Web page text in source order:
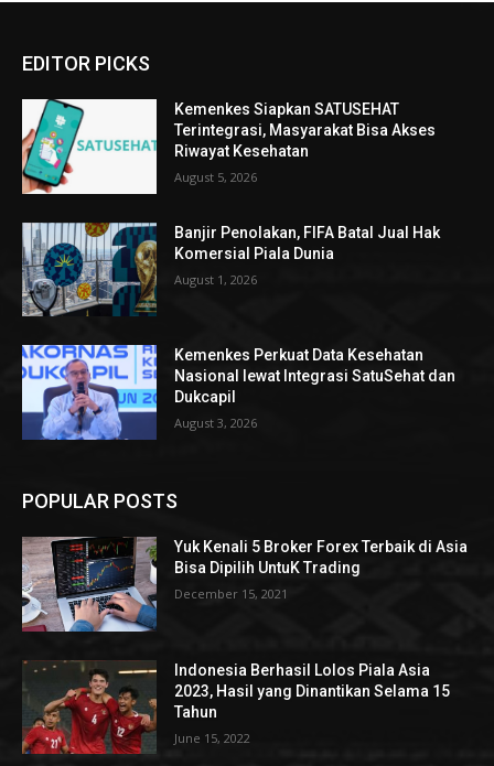
EDITOR PICKS
Kemenkes Siapkan SATUSEHAT
Terintegrasi, Masyarakat Bisa Akses
Riwayat Kesehatan
August 5, 2026
Banjir Penolakan, FIFA Batal Jual Hak
Komersial Piala Dunia
August 1, 2026
Kemenkes Perkuat Data Kesehatan
Nasional lewat Integrasi SatuSehat dan
Dukcapil
August 3, 2026
POPULAR POSTS
Yuk Kenali 5 Broker Forex Terbaik di Asia
Bisa Dipilih UntuK Trading
December 15, 2021
Indonesia Berhasil Lolos Piala Asia
2023, Hasil yang Dinantikan Selama 15
Tahun
June 15, 2022